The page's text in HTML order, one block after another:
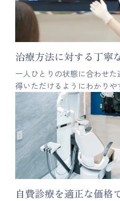
治療方法に対する丁寧
一人ひとりの状態に合わせ
得いただけるようにわかりや
自費診療を適正な価格